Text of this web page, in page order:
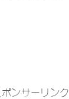
ポンサーリンク